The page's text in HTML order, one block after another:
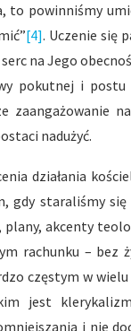
to powinniśmy
[4]. Uczenie się
na Jego
pokutnej i postu
zaangażowanie
nadużyć.
działania
gdy staraliśmy
akcenty
rachunku – bez
częstym w
jest
i nie